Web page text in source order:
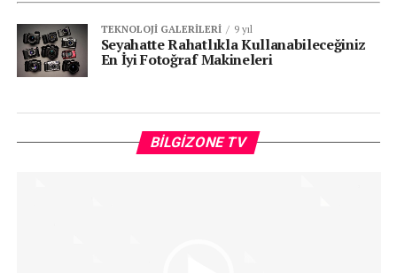
TEKNOLOJI GALERILERI 9 yıl
Seyahatte Rahatlıkla Kullanabileceğiniz
En İyi Fotoğraf Makineleri
BILGIZONE TV